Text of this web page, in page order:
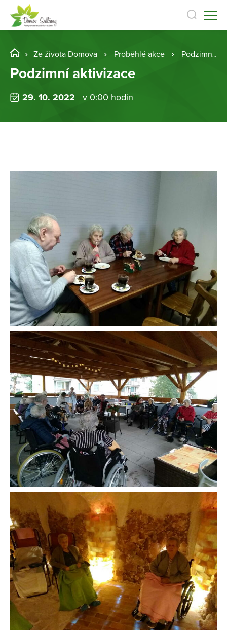
Ze života Domova Proběhlé akce Podzimní aktivizace
Podzimní aktivizace
29. 10. 2022 v 0:00 hodin